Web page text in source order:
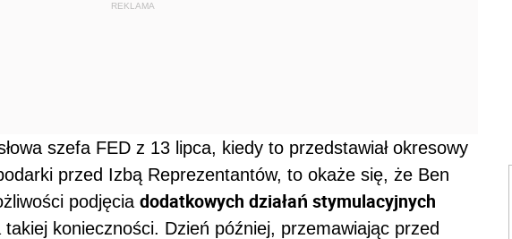
REKLAMA
szefa FED z 13 lipca, kiedy to przedstawiał okresowy
przed Izbą Reprezentantów, to okaże się, że Ben
podjęcia dodatkowych działań stymulacyjnych
konieczności. Dzień później, przemawiając przed